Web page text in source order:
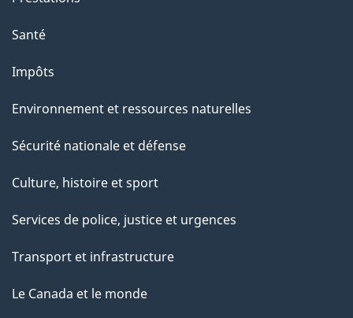
e
Santé
Impôts
Environnement et ressources naturelles
Sécurité nationale et défense
Culture, histoire et sport
Services de police, justice et urgences
Transport et infrastructure
Le Canada et le monde